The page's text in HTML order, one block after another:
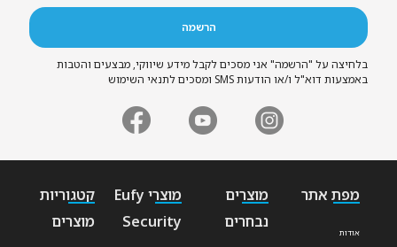
בלחיצה על "הרשמה" אני מסכים לקבל מידע שיווקי, מבצעים והטבות
באמצעות דוא"ל ו/או הודעות SMS ומסכים לתנאי השימוש
מפת אתר
אודות
מוצרים
נבחרים
מוצרי Eufy
Security
קטגוריות
מוצרים